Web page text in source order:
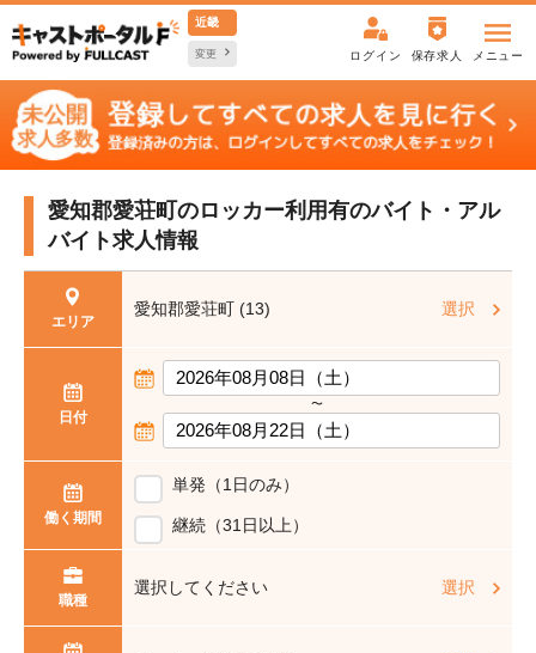
近畿
変更 ログイン 保存求人 メニュー
愛知郡愛荘町のロッカー利用有のバイト・アル
バイト求人情報
エリア
愛知郡愛荘町 (13) 選択
日付
〜
働く期間
単発（1日のみ）
継続（31日以上）
職種
選択してください 選択